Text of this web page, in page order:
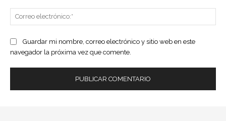
Guardar mi nombre, correo electrónico y sitio web en este
navegador la próxima vez que comente.